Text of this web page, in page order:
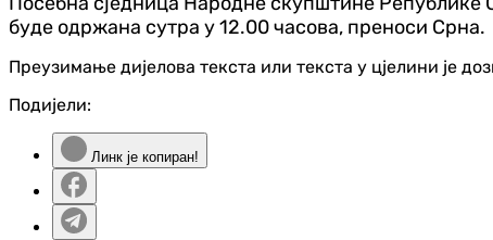
буде одржана сутра у 12.00 часова, преноси Срна.
Преузимање дијелова текста или текста у цјелини је
Подијели:
Линк је копиран!